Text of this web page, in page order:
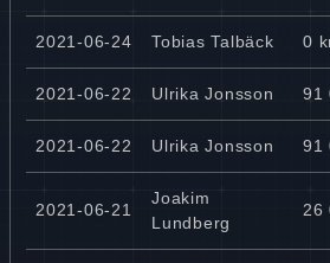
2021-06-24 Tobias Talbäck 0
2021-06-22 Ulrika Jonsson 91
2021-06-22 Ulrika Jonsson 91
2021-06-21
Joakim
Lundberg
26